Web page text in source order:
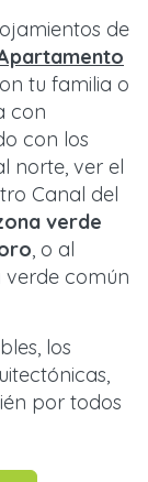
de
tu familia o
con
con los
norte, ver el
Canal del
verde
, o al
común
los
por todos